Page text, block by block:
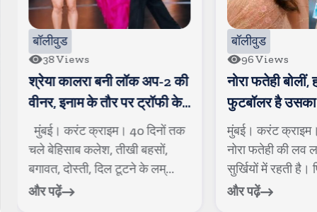
बॉलीवुड
96Views
नोरा फतेही बोलीं, हां, मोरक्को
फुटबॉलर है उसका खास दोस्त
मुंबई। करंट क्राइम। बॉलीवुड डीवा
नोरा फतेही की लव लाइफ अकसर
सुर्खियों में रहती है। पिछले कई मही...
और पढ़ें
बॉलीवुड
18Views
जन्नत ने किया
यादव को कर रही
मुंबई। करंट
समय से टेलीविजन
यादव और जन्नत
और पढ़ें